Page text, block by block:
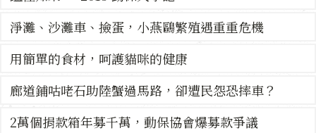
淨灘、沙灘車、撿蛋，小燕鷗繁殖遇重重危機
用簡單的食材，呵護貓咪的健康
廊道鋪咕咾石助陸蟹過馬路，卻遭民怨恐摔車？
2萬個捐款箱年募千萬，動保協會爆募款爭議